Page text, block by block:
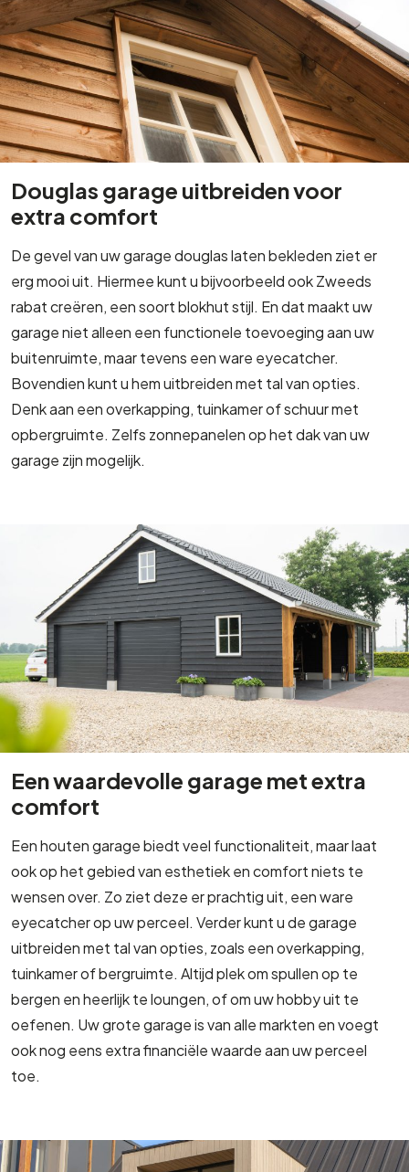
Douglas garage uitbreiden voor
extra comfort
De gevel van uw garage douglas laten bekleden ziet er
erg mooi uit. Hiermee kunt u bijvoorbeeld ook Zweeds
rabat creëren, een soort blokhut stijl. En dat maakt uw
garage niet alleen een functionele toevoeging aan uw
buitenruimte, maar tevens een ware eyecatcher.
Bovendien kunt u hem uitbreiden met tal van opties.
Denk aan een overkapping, tuinkamer of schuur met
opbergruimte. Zelfs zonnepanelen op het dak van uw
garage zijn mogelijk.
Een waardevolle garage met extra
comfort
Een houten garage biedt veel functionaliteit, maar laat
ook op het gebied van esthetiek en comfort niets te
wensen over. Zo ziet deze er prachtig uit, een ware
eyecatcher op uw perceel. Verder kunt u de garage
uitbreiden met tal van opties, zoals een overkapping,
tuinkamer of bergruimte. Altijd plek om spullen op te
bergen en heerlijk te loungen, of om uw hobby uit te
oefenen. Uw grote garage is van alle markten en voegt
ook nog eens extra financiële waarde aan uw perceel
toe.